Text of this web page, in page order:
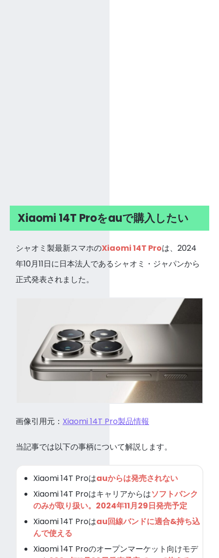
Xiaomi 14T Proをauで購入したい
シャオミ製最新スマホのXiaomi 14T Proは、2024
年10月11日に日本法人であるシャオミ・ジャパンから
正式発表されました。
画像引用元： Xiaomi 14T Pro製品情報
当記事では以下の事柄について解説します。
Xiaomi 14T Proはauからは発売されない
Xiaomi 14T Proはキャリアからはソフトバンク
のみが取り扱い。2024年11月29日発売予定
Xiaomi 14T Proはau回線バンドに適合&持ち込
んで使える
Xiaomi 14T Proのオープンマーケット向けモデ